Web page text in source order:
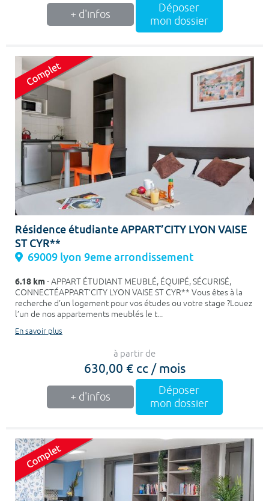
+ d'infos
Déposer
mon dossier
Résidence étudiante APPART’CITY LYON VAISE
ST CYR**
69009 lyon 9eme arrondissement
6.18 km- APPART ÉTUDIANT MEUBLÉ, ÉQUIPÉ, SÉCURISÉ,
CONNECTÉAPPART’CITY LYON VAISE ST CYR** Vous êtes à la
recherche d’un logement pour vos études ou votre stage ?Louez
l’un de nos appartements meublés le t...
En savoir plus
à partir de
630,00 € cc / mois
+ d'infos
Déposer
mon dossier